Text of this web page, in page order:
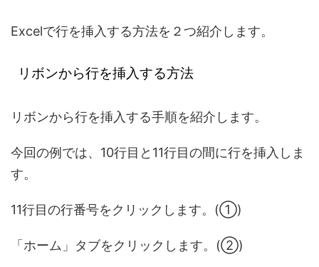
Excelで行を挿入する方法を２つ紹介します。
リボンから行を挿入する方法
リボンから行を挿入する手順を紹介します。
今回の例では、10行目と11行目の間に行を挿入しま
す。
11行目の行番号をクリックします。(①)
「ホーム」タブをクリックします。(②)